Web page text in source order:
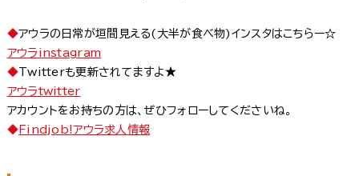
◆アウラの日常が垣間見える(大半が食べ物)インスタはこちらー☆
アウラinstagram
◆Twitterも更新されてますよ★
アウラtwitter
アカウントをお持ちの方は、ぜひフォローしてくださいね。
◆ Findjob!アウラ求人情報